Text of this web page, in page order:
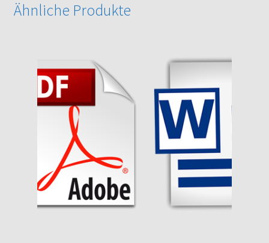
Ähnliche Produkte